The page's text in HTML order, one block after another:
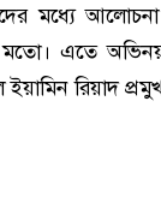
মধ্যে আলোচনা
মতো। এতে
রিয়াদ